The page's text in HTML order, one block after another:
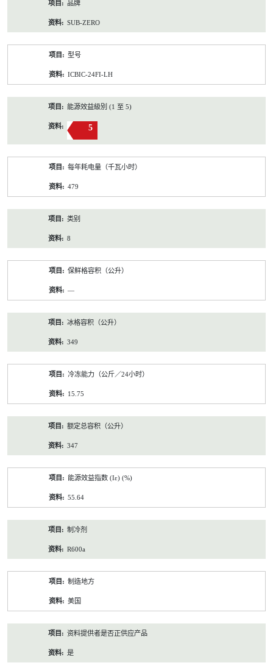
品牌
SUB-ZERO
型号
ICBIC-24FI-LH
能源效益級別 (1 至 5)
5
每年耗电量（千瓦小时）
479
类别
8
保鲜格容积（公升）
—
冰格容积（公升）
349
冷冻能力（公斤／24小时）
15.75
额定总容积（公升）
347
能源效益指数 (Iε) (%)
55.64
制冷剂
R600a
制造地方
美国
资料提供者是否正供应产品
是